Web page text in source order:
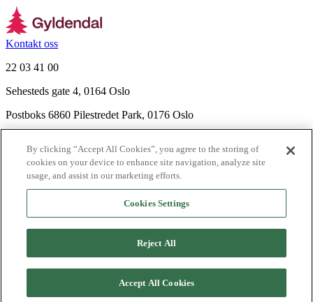
Kontakt oss
22 03 41 00
Sehesteds gate 4, 0164 Oslo
Postboks 6860 Pilestredet Park, 0176 Oslo
Nyhetsbrev
Ledige stillinger
Send inn manus
Agency
PersonvernerklæringerInformasjonskapsler
By clicking “Accept All Cookies”, you agree to the storing of
cookies on your device to enhance site navigation, analyze site
usage, and assist in our marketing efforts.
Cookies Settings
Reject All
Accept All Cookies